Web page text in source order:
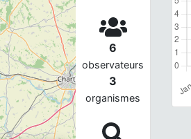
6
observateurs
3
organismes